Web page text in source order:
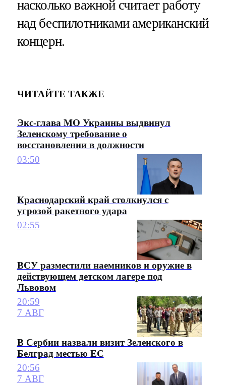
насколько важной считает работу
над беспилотниками американский
концерн.
ЧИТАЙТЕ ТАКЖЕ
Экс-глава МО Украины выдвинул
Зеленскому требование о
восстановлении в должности
03:50
Краснодарский край столкнулся с
угрозой ракетного удара
02:55
ВСУ разместили наемников и оружие в
действующем детском лагере под
Львовом
20:59
7 АВГ
В Сербии назвали визит Зеленского в
Белград местью ЕС
20:56
7 АВГ